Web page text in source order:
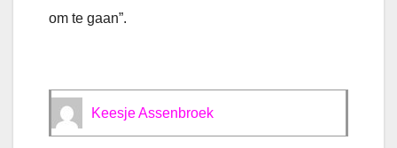
om te gaan”.
Keesje Assenbroek